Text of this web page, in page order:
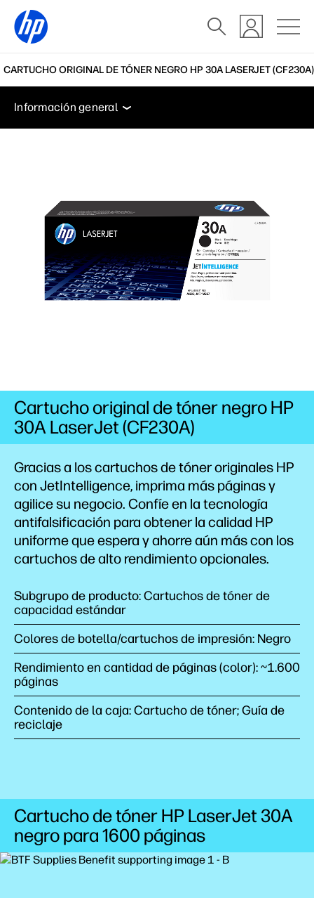
CARTUCHO ORIGINAL DE TÓNER NEGRO HP 30A LASERJET (CF230A)
Información general Características
Soporte
Información general
Gracias a los cartuchos de tóner originales HP
con JetIntelligence, imprima más páginas y
agilice su negocio. Confíe en la tecnología
antifalsificación para obtener la calidad HP
uniforme que espera y ahorre aún más con los
cartuchos de alto rendimientoopcionales.
Subgrupo de producto: Cartuchos de tóner de
capacidad estándar
Colores de botella/cartuchos de impresión: Negro
Rendimiento en cantidad de páginas (color): ~1.600
páginas
Contenido de la caja: Cartucho de tóner; Guía de
reciclaje
Cartucho original de tóner negro HP
30A LaserJet (CF230A)
Cartucho de tóner HP LaserJet 30A
negro para 1600 páginas